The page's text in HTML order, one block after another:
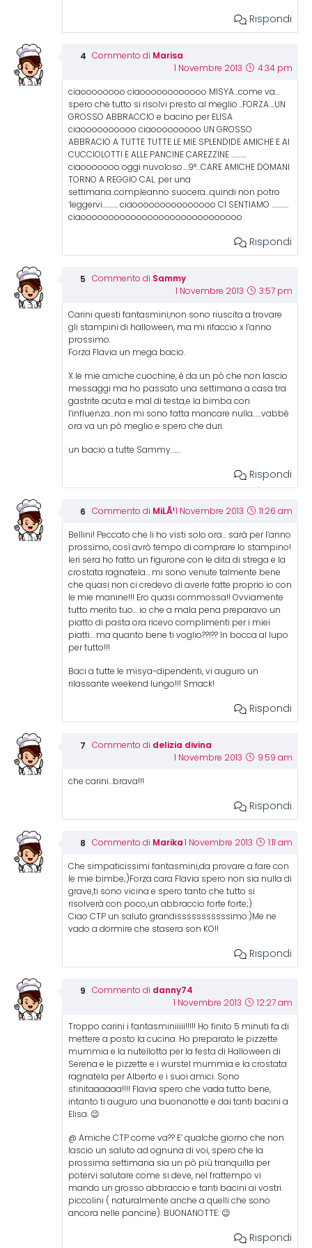
Rispondi
Commento di Marisa
1 Novembre 2013 4:34 pm
ciaoooooooo ciaoooooooooooo MISYA…come va…
spero che tutto si risolvi presto al meglio ..FORZA….UN
GROSSO ABBRACCIO e bacino per ELISA
ciaoooooooooo ciaooooooooo UN GROSSO
ABBRACIO A TUTTE TUTTE LE MIE SPLENDIDE AMICHE E AI
CUCCIOLOTTI E ALLE PANCINE CAREZZINE ………..
ciaooooooo oggi nuvoloso….9°…CARE AMICHE DOMANI
TORNO A REGGIO CAL. per una
settimana..compleanno suocera…quindi non potro
‘leggervi……….. ciaooooooooooooooo CI SENTIAMO …………
ciaooooooooooooooooooooooooooooo
Rispondi
Commento di Sammy
1 Novembre 2013 3:57 pm
Carini questi fantasmini,non sono riuscita a trovare
gli stampini di halloween, ma mi rifaccio x l’anno
prossimo.
Forza Flavia un mega bacio.
X le mie amiche cuochine, è da un pò che non lascio
messaggi ma ho passato una settimana a casa tra
gastrite acuta e mal di testa,e la bimba con
l’influenza…non mi sono fatta mancare nulla……vabbè
ora va un pò meglio e spero che duri.
un bacio a tutte Sammy…….
Rispondi
Commento di MiLÃ¹1 Novembre 2013 11:26 am
Bellini! Peccato che li ho visti solo ora… sarà per l’anno
prossimo, così avrò tempo di comprare lo stampino!
Ieri sera ho fatto un figurone con le dita di strega e la
crostata ragnatela… mi sono venute talmente bene
che quasi non ci credevo di averle fatte proprio io con
le mie manine!!! Ero quasi commossa!! Ovviamente
tutto merito tuo… io che a mala pena preparavo un
piatto di pasta ora ricevo complimenti per i miei
piatti… ma quanto bene ti voglio??!?? In bocca al lupo
per tutto!!!
Baci a tutte le misya-dipendenti, vi auguro un
rilassante weekend lungo!!! Smack!
Rispondi
Commento di delizia divina
1 Novembre 2013 9:59 am
che carini…brava!!!
Rispondi
Commento di Marika 1 Novembre 2013 1:11 am
Che simpaticissimi fantasmini,da provare a fare con
le mie bimbe;)Forza cara Flavia spero non sia nulla di
grave,ti sono vicina e spero tanto che tutto si
risolverà con poco,un abbraccio forte forte;)
Ciao CTP un saluto grandisssssssssssimo:)Me ne
vado a dormire che stasera son KO!!
Rispondi
Commento di danny74
1 Novembre 2013 12:27 am
Troppo carini i fantasminiiiii!!!!! Ho finito 5 minuti fa di
mettere a posto la cucina. Ho preparato le pizzette
mummia e la nutellotta per la festa di Halloween di
Serena e le pizzette e i wurstel mummia e la crostata
ragnatela per Alberto e i suoi amici. Sono
sfinitaaaaaa!!!! Flavia spero che vada tutto bene,
intanto ti auguro una buonanotte e dai tanti bacini a
Elisa. 😉
@ Amiche CTP come va?? E’ qualche giorno che non
lascio un saluto ad ognuna di voi, spero che la
prossima settimana sia un pò più tranquilla per
potervi salutare come si deve, nel frattempo vi
mando un grosso abbraccio e tanti bacini ai vostri
piccolini ( naturalmente anche a quelli che sono
ancora nelle pancine). BUONANOTTE: 😉
Rispondi